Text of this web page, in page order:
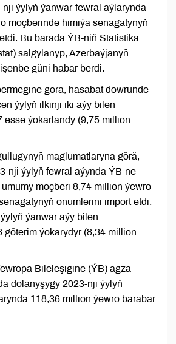
ýylyň ýanwar-fewral aýlarynda
möçberinde himiýa senagatynyň
Bu barada ÝB-niň Statistika
salgylanyp, Azerbaýjanyň
güni habar berdi.
görä, hasabat döwründe
ýylyň ilkinji iki aýy bilen
esse ýokarlandy (9,75 million
maglumatlaryna görä,
nji ýylyň fewral aýynda ÝB-ne
möçberi 8,74 million ýewro
önümlerini import etdi.
ýanwar aýy bilen
göterim ýokarydyr (8,34 million
Bileleşigine (ÝB) agza
dolanyşygy 2023-nji ýylyň
118,36 million ýewro barabar